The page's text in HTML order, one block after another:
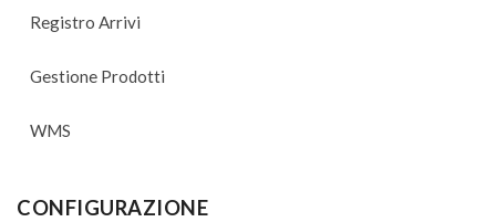
Registro Arrivi
Gestione Prodotti
WMS
CONFIGURAZIONE